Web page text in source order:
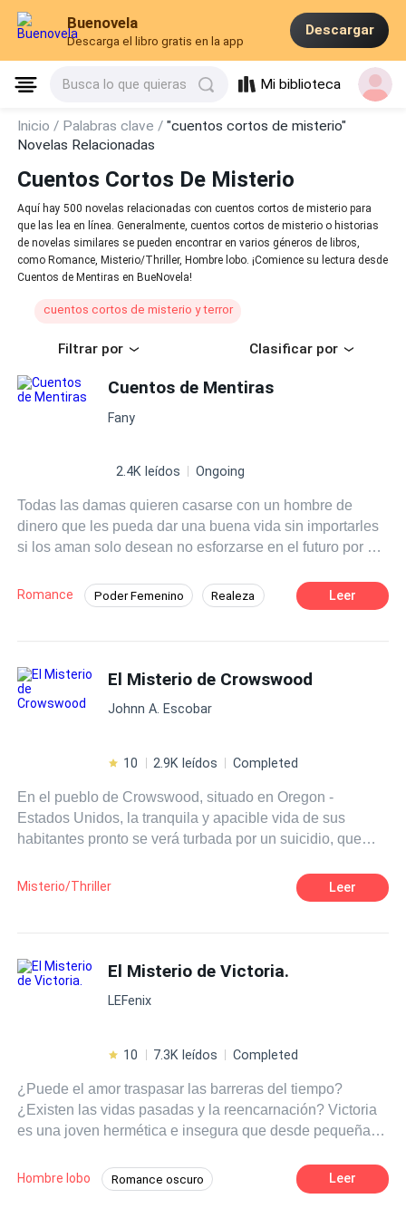
Buenovela
Descarga el libro gratis en la app
Descargar
Busca lo que quieras Mi biblioteca
Inicio / Palabras clave /"cuentos cortos de misterio"
Novelas Relacionadas
Cuentos Cortos De Misterio
Aquí hay 500 novelas relacionadas con cuentos cortos de misterio para
que las lea en línea. Generalmente, cuentos cortos de misterio o historias
de novelas similares se pueden encontrar en varios géneros de libros,
como Romance, Misterio/Thriller, Hombre lobo. ¡Comience su lectura desde
Cuentos de Mentiras en BueNovela!
cuentos cortos de misterio y terror
Filtrar por Clasificar por
Cuentos de Mentiras
Fany
2.4K leídos Ongoing
Todas las damas quieren casarse con un hombre de
dinero que les pueda dar una buena vida sin importarles
si los aman solo desean no esforzarse en el futuro por el
medios aunque en esta sociedad tan machista es muy
difícil ser una mujer independiente.
Romance Poder Femenino Realeza Leer
El Misterio de Crowswood
Johnn A. Escobar
10 2.9K leídos Completed
En el pueblo de Crowswood, situado en Oregon -
Estados Unidos, la tranquila y apacible vida de sus
habitantes pronto se verá turbada por un suicidio, que
ellos algo más perverso, antiguo y maligno, ligado a la
tormentosa historia local, un secreto que nunca debería
Misterio/Thriller Leer
El Misterio de Victoria.
LEFenix
10 7.3K leídos Completed
¿Puede el amor traspasar las barreras del tiempo?
¿Existen las vidas pasadas y la reencarnación? Victoria
es una joven hermética e insegura que desde pequeña
como "ángeles y demonios en forma de lobos"; sin
embargo, no solo ve a estas criaturas, también contempla
Hombre lobo Romance oscuro Leer